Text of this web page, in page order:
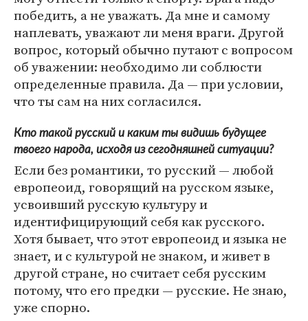
победить, а не уважать. Да мне и самому
наплевать, уважают ли меня враги. Другой
вопрос, который обычно путают с вопросом
об уважении: необходимо ли соблюсти
определенные правила. Да — при условии,
что ты сам на них согласился.
Кто такой русский и каким ты видишь будущее
твоего народа, исходя из сегодняшней ситуации?
Если без романтики, то русский — любой
европеоид, говорящий на русском языке,
усвоивший русскую культуру и
идентифицирующий себя как русского.
Хотя бывает, что этот европеоид и языка не
знает, и с культурой не знаком, и живет в
другой стране, но считает себя русским
потому, что его предки — русские. Не знаю,
уже спорно.